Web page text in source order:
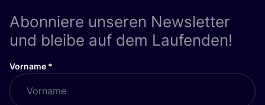
Abonniere unseren Newsletter
und bleibe auf dem Laufenden!
Vorname *